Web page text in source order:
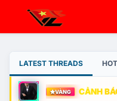
LATEST THREADS
VÀNG CẢNH